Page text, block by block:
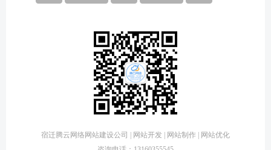
宿迁腾云网络网站建设公司 | 网站开发 | 网站制作 | 网站优化